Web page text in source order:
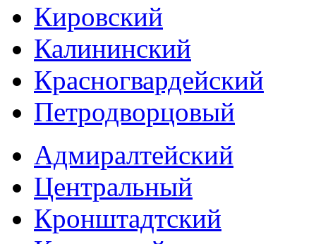
Кировский
Калининский
Красногвардейский
Петродворцовый
Адмиралтейский
Центральный
Кронштадтский